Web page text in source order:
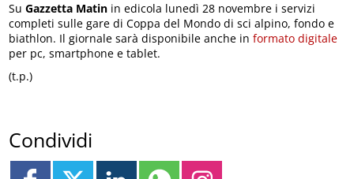
SuGazzetta Matin in edicola lunedì 28 novembre i servizi
completi sulle gare di Coppa del Mondo di sci alpino, fondo e
biathlon. Il giornale sarà disponibile anche informato digitale
per pc, smartphone e tablet.
(t.p.)
Condividi